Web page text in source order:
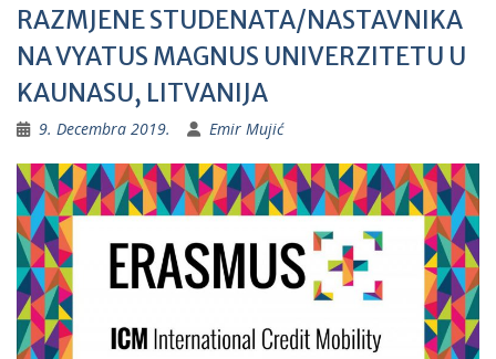
RAZMJENE STUDENATA/NASTAVNIKA
NA VYATUS MAGNUS UNIVERZITETU U
KAUNASU, LITVANIJA
9. Decembra 2019. Emir Mujić